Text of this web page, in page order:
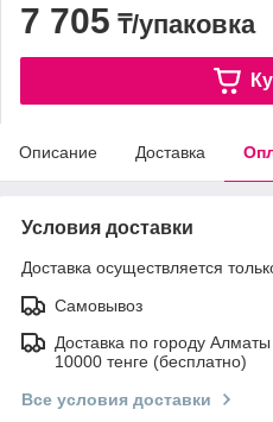
7 705 ₸/упаковка
Описание Доставка
Условия доставки
Доставка осуществляется
Самовывоз
Доставка по городу
10000 тенге (бесплатно)
Все условия доставки